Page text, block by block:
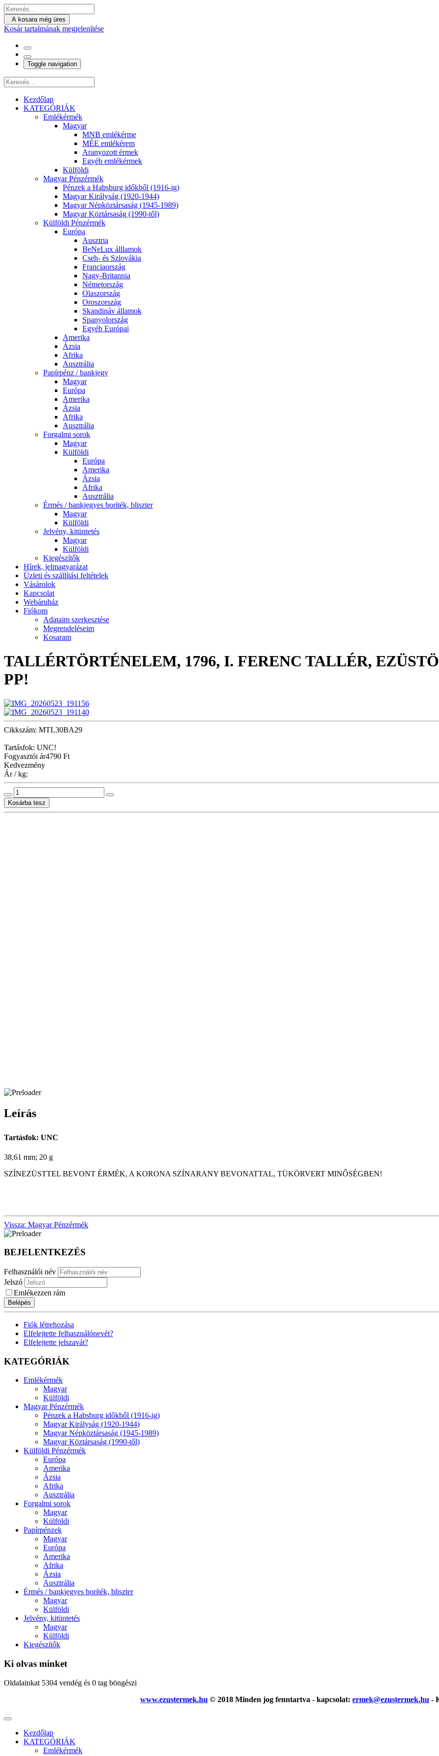
A kosara még üres
Kosár tartalmának megjelenítése
Toggle navigation
Kezdőlap
KATEGÓRIÁK
Emlékérmék
Magyar
MNB emlékérme
MÉE emlékérem
Aranyozott érmek
Egyéb emlékérmek
Külföldi
Magyar Pénzérmék
Pénzek a Habsburg időkből (1916-ig)
Magyar Királyság (1920-1944)
Magyar Népköztársaság (1945-1989)
Magyar Köztársaság (1990-től)
Külföldi Pénzérmék
Európa
Ausztria
BeNeLux álllamok
Cseh- és Szlovákia
Franciaország
Nagy-Britannia
Németország
Olaszország
Oroszország
Skandináv államok
Spanyolország
Egyéb Európai
Amerika
Ázsia
Afrika
Ausztrália
Papírpénz / bankjegy
Magyar
Európa
Amerika
Ázsia
Afrika
Ausztrália
Forgalmi sorok
Magyar
Külföldi
Európa
Amerika
Ázsia
Afrika
Ausztrália
Érmés / bankjegyes boríték, bliszter
Magyar
Külföldi
Jelvény, kitüntetés
Magyar
Külföldi
Kiegészítők
Hírek, jelmagyarázat
Üzleti és szállítási feltételek
Vásárolok
Kapcsolat
Webáruház
Fiókom
Adataim szerkesztése
Megrendeléseim
Kosaram
TALLÉRTÖRTÉNELEM, 1796, I. FERENC TALLÉR,
PP!
Cikkszám: MTL30BA29
Tartásfok: UNC!
Fogyasztói ár4790 Ft
Kedvezmény
Ár / kg:
Leírás
Tartásfok: UNC
38,61 mm; 20 g
SZÍNEZÜSTTEL BEVONT ÉRMÉK, A KORONA SZÍNARANY BEVONATTAL, TÜKÖRVERT MINŐSÉGBEN!
Vissza: Magyar Pénzérmék
BEJELENTKEZÉS
Felhasználói név
Jelszó
Emlékezzen rám
Belépés
Fiók létrehozása
Elfelejtette felhasználónevét?
Elfelejtette jelszavát?
KATEGÓRIÁK
Emlékérmék
Magyar
Külföldi
Magyar Pénzérmék
Pénzek a Habsburg időkből (1916-ig)
Magyar Királyság (1920-1944)
Magyar Népköztársaság (1945-1989)
Magyar Köztársaság (1990-től)
Külföldi Pénzérmék
Európa
Amerika
Ázsia
Afrika
Ausztrália
Forgalmi sorok
Magyar
Külföldi
Papírpénzek
Magyar
Európa
Amerika
Afrika
Ázsia
Ausztrália
Érmés / bankjegyes boríték, bliszter
Magyar
Külföldi
Jelvény, kitüntetés
Magyar
Külföldi
Kiegészítők
Ki olvas minket
Oldalainkat 5304 vendég és 0 tag böngészi
www.ezustermek.hu © 2018 Minden jog fenntartva - kapcsolat: ermek@ezustermek.hu -
Kezdőlap
KATEGÓRIÁK
Emlékérmék